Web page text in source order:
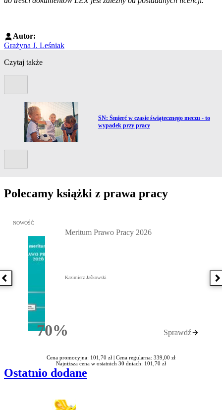
Autor:
Grażyna J. Leśniak
Czytaj także
Przejdź do artykułu:
SN: Śmierć w czasie świątecznego meczu - to
wypadek przy pracy
Polecamy książki z prawa pracy
Poprzednia książka
Przejdź do: Meritum Prawo Pracy 2026, Kazimierz Jaśkowski -
NOWOŚĆ
70%Rabatu
Meritum Prawo Pracy 2026
Kazimierz Jaśkowski
Sprawdź
Cena promocyjna: 101,70 zł | Cena regularna: 339,00 zł
Najniższa cena w ostatnich 30 dniach: 101,70 zł
Ostatnio dodane